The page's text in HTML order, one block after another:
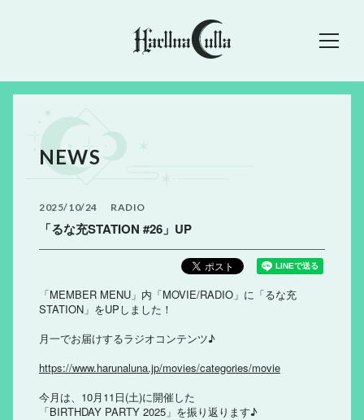
NEWS
2025 10 24 RADIO
「るな充STATION #26」UP
「MEMBER MENU」内「MOVIE/RADIO」に「るな充
STATION」をUPしました！
月一でお届けするラジオコンテンツ♪
https://www.harunaluna.jp/movies/categories/movie
今月は、10月11日(土)に開催した
「BIRTHDAY PARTY 2025」を振り返ります♪